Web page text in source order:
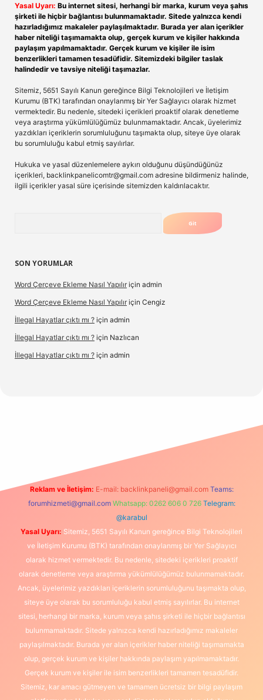
Yasal Uyarı: Bu internet sitesi, herhangi bir marka, kurum veya şahıs
şirketi ile hiçbir bağlantısı bulunmamaktadır. Sitede yalnızca kendi
hazırladığımız makaleler paylaşılmaktadır. Burada yer alan içerikler
haber niteliği taşımamakta olup, gerçek kurum ve kişiler hakkında
paylaşım yapılmamaktadır. Gerçek kurum ve kişiler ile isim
benzerlikleri tamamen tesadüfidir. Sitemizdeki bilgiler taslak
halindedir ve tavsiye niteliği taşımazlar.
Sitemiz, 5651 Sayılı Kanun gereğince Bilgi Teknolojileri ve İletişim
Kurumu (BTK) tarafından onaylanmış bir Yer Sağlayıcı olarak hizmet
vermektedir. Bu nedenle, sitedeki içerikleri proaktif olarak denetleme
veya araştırma yükümlülüğümüz bulunmamaktadır. Ancak, üyelerimiz
yazdıkları içeriklerin sorumluluğunu taşımakta olup, siteye üye olarak
bu sorumluluğu kabul etmiş sayılırlar.
Hukuka ve yasal düzenlemelere aykırı olduğunu düşündüğünüz
içerikleri, backlinkpanelicomtr@gmail.com adresine bildirmeniz halinde,
ilgili içerikler yasal süre içerisinde sitemizden kaldırılacaktır.
SON YORUMLAR
Word Çerçeve Ekleme Nasıl Yapılır için admin
Word Çerçeve Ekleme Nasıl Yapılır için Cengiz
İllegal Hayatlar çıktı mı ? için admin
İllegal Hayatlar çıktı mı ? için Nazlıcan
İllegal Hayatlar çıktı mı ? için admin
Reklam ve İletişim: E-mail: backlinkpaneli@gmail.com Teams:
forumhizmeti@gmail.com Whatsapp: 0262 606 0 726 Telegram:
@karabul
Yasal Uyarı: Sitemiz, 5651 Sayılı Kanun gereğince Bilgi Teknolojileri
ve İletişim Kurumu (BTK) tarafından onaylanmış bir Yer Sağlayıcı
olarak hizmet vermektedir. Bu nedenle, sitedeki içerikleri proaktif
olarak denetleme veya araştırma yükümlülüğümüz bulunmamaktadır.
Ancak, üyelerimiz yazdıkları içeriklerin sorumluluğunu taşımakta olup,
siteye üye olarak bu sorumluluğu kabul etmiş sayılırlar. Bu internet
sitesi, herhangi bir marka, kurum veya şahıs şirketi ile hiçbir bağlantısı
bulunmamaktadır. Sitede yalnızca kendi hazırladığımız makaleler
paylaşılmaktadır. Burada yer alan içerikler haber niteliği taşımamakta
olup, gerçek kurum ve kişiler hakkında paylaşım yapılmamaktadır.
Gerçek kurum ve kişiler ile isim benzerlikleri tamamen tesadüfidir.
Sitemiz, kar amacı gütmeyen ve tamamen ücretsiz bir bilgi paylaşım